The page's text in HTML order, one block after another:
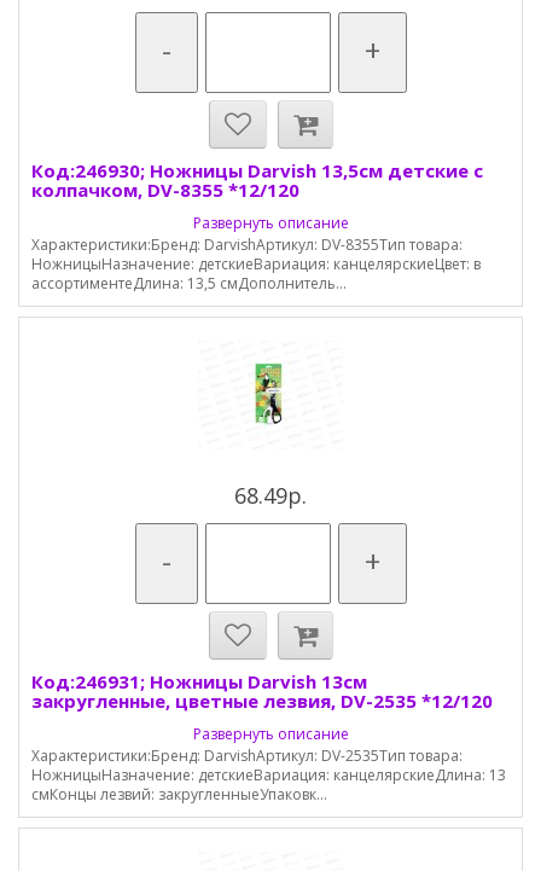
- +
Код:246930; Ножницы Darvish 13,5см детские с
колпачком, DV-8355 *12/120
Развернуть описание
Характеристики:Бренд: DarvishАртикул: DV-8355Тип товара:
НожницыНазначение: детскиеВариация: канцелярскиеЦвет: в
ассортиментеДлина: 13,5 смДополнитель...
68.49р.
- +
Код:246931; Ножницы Darvish 13см
закругленные, цветные лезвия, DV-2535 *12/120
Развернуть описание
Характеристики:Бренд: DarvishАртикул: DV-2535Тип товара:
НожницыНазначение: детскиеВариация: канцелярскиеДлина: 13
смКонцы лезвий: закругленныеУпаковк...